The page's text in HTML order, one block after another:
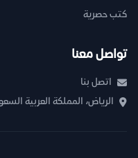
كتب حصرية
تواصل معنا
اتصل بنا
الرياض، المملكة العربية